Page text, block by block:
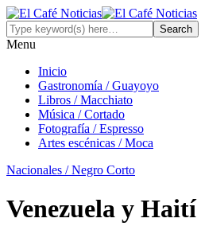
Menu
Inicio
Gastronomía / Guayoyo
Libros / Macchiato
Música / Cortado
Fotografía / Espresso
Artes escénicas / Moca
Nacionales / Negro Corto
Venezuela y Haití